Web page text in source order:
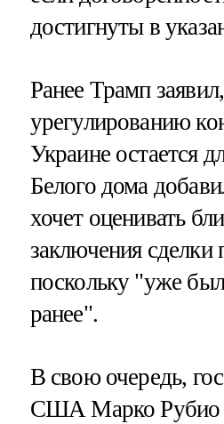
достигнуты в
Ранее Трамп
урегулированию
Украине остается
Белого дома
хочет оценивать
заключения сделки
поскольку "уже
ранее".
В свою очередь,
США Марко Рубио